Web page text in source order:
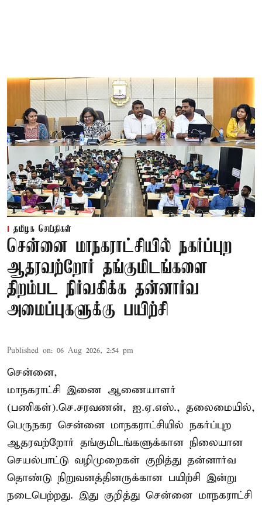
தமிழக செய்திகள்
சென்னை மாநகராட்சியில் நகர்ப்புற
ஆதரவற்றோர் தங்குமிடங்களை
திறம்பட நிர்வகிக்க தன்னார்வ
அமைப்புகளுக்கு பயிற்சி
Published on: 06 Aug 2026, 2:54 pm
சென்னை,
மாநகராட்சி இணை ஆணையாளர்
(பணிகள்).செ.சரவணன், ஐ.ஏ.எஸ்., தலைமையில்,
பெருநகர சென்னை மாநகராட்சியில் நகர்ப்புற
ஆதரவற்றோர் தங்குமிடங்களுக்கான நிலையான
செயல்பாட்டு வழிமுறைகள் குறித்து தன்னார்வ
தொண்டு நிறுவனத்தினருக்கான பயிற்சி இன்று
நடைபெற்றது. இது குறித்து சென்னை மாநகராட்சி